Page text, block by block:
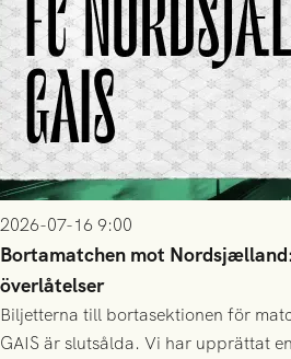
2026-07-16 9:00
Bortamatchen mot
överlåtelser
Biljetterna till bortasektionen för
GAIS är slutsålda. Vi har upprättat